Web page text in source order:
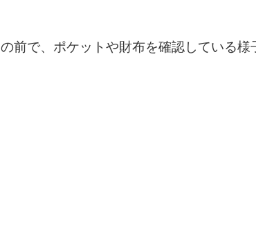
前で、ポケットや財布を確認している様